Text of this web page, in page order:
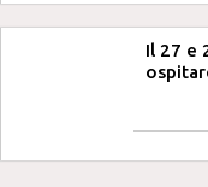
Il 27 e